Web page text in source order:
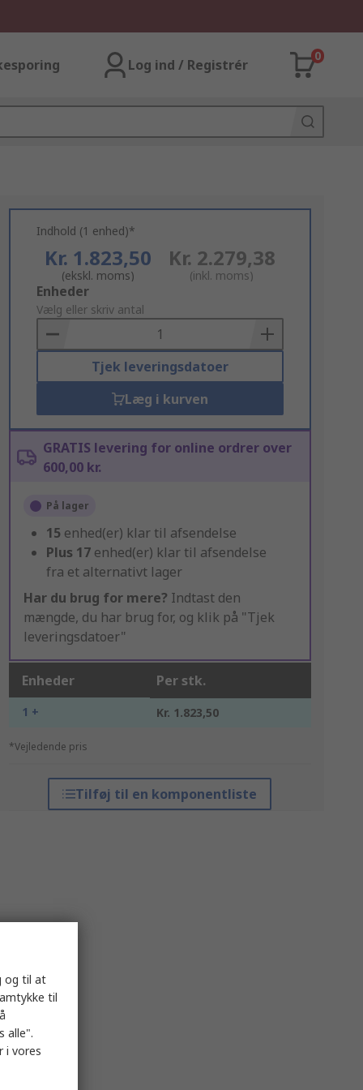
Log ind / Registrér
0
Indhold (1 enhed)*
Kr. 1.823,50
(ekskl. moms)
Kr. 2.279,38
(inkl. moms)
Add
to
Basket
Enheder
Vælg eller skriv antal
Tjek leveringsdatoer
Læg i kurven
GRATIS levering for online ordrer over
600,00 kr.
På lager
15 enhed(er) klar til afsendelse
Plus 17 enhed(er) klar til afsendelse
fra et alternativt lager
Har du brug for mere? Indtast den
mængde, du har brug for, og klik på "Tjek
leveringsdatoer"
Enheder Per stk.
1 + Kr. 1.823,50
*Vejledende pris
Tilføj til en komponentliste
og til at
til
alle".
i vores